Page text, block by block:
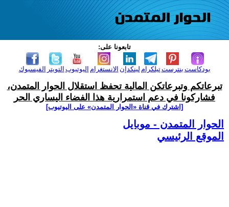
تابعونا على:
الفيسبوك التويتر اليوتيوب الانستغرام لينكدإن تيلكرامبنترست بودكاست
تبرعاتكم وتبرعاتكن المالية تحفظ استقلال الحوار المتمدن،
فشاركونا في دعم استمرارية هذا الفضاء اليساري الحر
[اشترك في قناة ‫«الحوار المتمدن» على اليوتيوب]
الحوار المتمدن - موبايل
الموقع الرئيسي